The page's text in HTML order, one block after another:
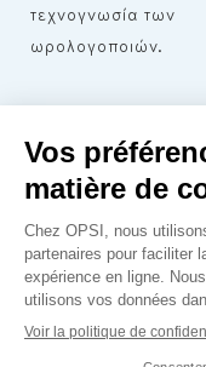
τεχνογνωσία των
ωρολογοποιών.
OPSI ΣΥΛΛΟΓΈΣ